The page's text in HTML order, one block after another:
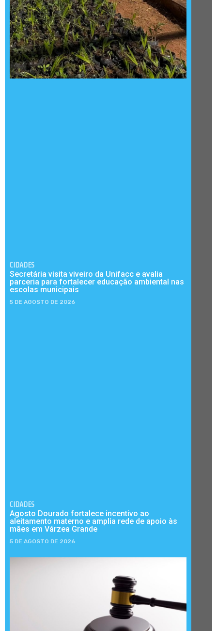
CIDADES
Secretária visita viveiro da Unifacc e avalia
parceria para fortalecer educação ambiental nas
escolas municipais
5 DE AGOSTO DE 2026
CIDADES
Agosto Dourado fortalece incentivo ao
aleitamento materno e amplia rede de apoio às
mães em Várzea Grande
5 DE AGOSTO DE 2026